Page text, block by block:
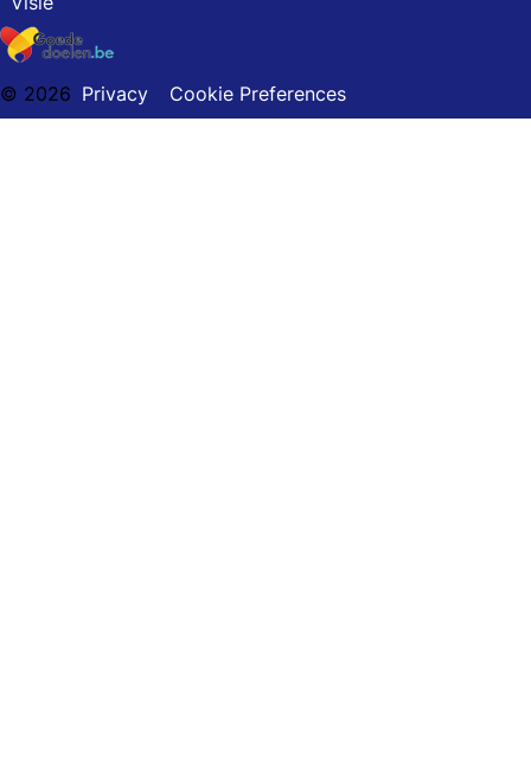
© 2026 Privacy Cookie Preferences